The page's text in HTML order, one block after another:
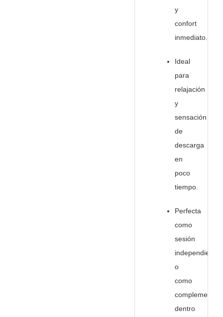
y
confort
inmediato.
Ideal
para
relajación
y
sensación
de
descarga
en
poco
tiempo.
Perfecta
como
sesión
independiente
o
como
complemento
dentro